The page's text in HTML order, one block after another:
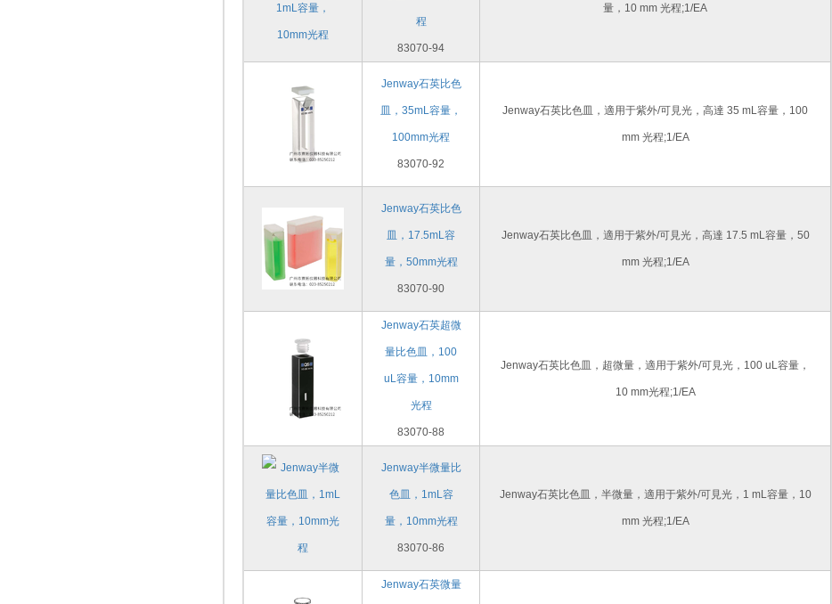
程
83070-94
量，10 mm 光程;1/EA
Jenway石英比色
皿，35mL容量，
100mm光程
83070-92
Jenway石英比色皿，適用于紫外/可見光，高達 35 mL容量，100
mm 光程;1/EA
Jenway石英比色
皿，17.5mL容
量，50mm光程
83070-90
Jenway石英比色皿，適用于紫外/可見光，高達 17.5 mL容量，50
mm 光程;1/EA
Jenway石英超微
量比色皿，100
uL容量，10mm
光程
83070-88
Jenway石英比色皿，超微量，適用于紫外/可見光，100 uL容量，
10 mm光程;1/EA
Jenway半微量比
色皿，1mL容
量，10mm光程
83070-86
Jenway石英比色皿，半微量，適用于紫外/可見光，1 mL容量，10
mm 光程;1/EA
Jenway石英微量